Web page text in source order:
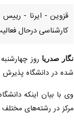
کارشناسی درحال
نگار صدریا روز
شده در دانشگاه
وی با بیان اینکه
مرکز در رشته‌های